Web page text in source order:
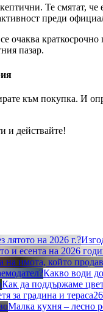
Те смятат, че
преди
очаква
пазар.
към покупка. И
и действайте!
Какво води
Как да поддържаме
за градина и тераса
Малка кухня – лесно